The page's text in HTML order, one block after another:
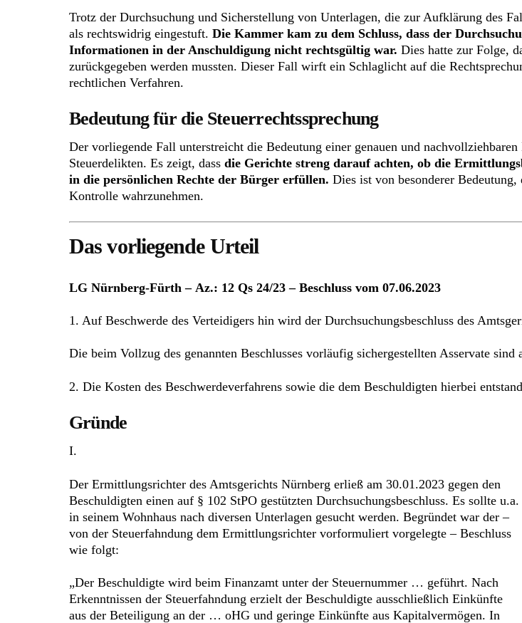
Trotz der Durchsuchung und Sicherstellung von Unterlagen, die zur Aufklärung des
als rechtswidrig eingestuft. Die Kammer kam zu dem Schluss, dass der
Informationen in der Anschuldigung nicht rechtsgültig war. Dies hatte zur Folge,
zurückgegeben werden mussten. Dieser Fall wirft ein Schlaglicht auf die
rechtlichen Verfahren.
Bedeutung für die Steuerrechtssprechung
Der vorliegende Fall unterstreicht die Bedeutung einer genauen und
Steuerdelikten. Es zeigt, dass die Gerichte streng darauf achten, ob die
in die persönlichen Rechte der Bürger erfüllen. Dies ist von besonderer
Kontrolle wahrzunehmen.
Das vorliegende Urteil
LG Nürnberg-Fürth – Az.: 12 Qs 24/23 – Beschluss vom 07.06.2023
1. Auf Beschwerde des Verteidigers hin wird der Durchsuchungsbeschluss des
Die beim Vollzug des genannten Beschlusses vorläufig sichergestellten Asservate sind
2. Die Kosten des Beschwerdeverfahrens sowie die dem Beschuldigten hierbei
Gründe
I.
Der Ermittlungsrichter des Amtsgerichts Nürnberg erließ am 30.01.2023 gegen den
Beschuldigten einen auf § 102 StPO gestützten Durchsuchungsbeschluss. Es sollte u.a.
in seinem Wohnhaus nach diversen Unterlagen gesucht werden. Begründet war der –
von der Steuerfahndung dem Ermittlungsrichter vorformuliert vorgelegte – Beschluss
wie folgt:
„Der Beschuldigte wird beim Finanzamt unter der Steuernummer … geführt. Nach
Erkenntnissen der Steuerfahndung erzielt der Beschuldigte ausschließlich Einkünfte
aus der Beteiligung an der … oHG und geringe Einkünfte aus Kapitalvermögen. In